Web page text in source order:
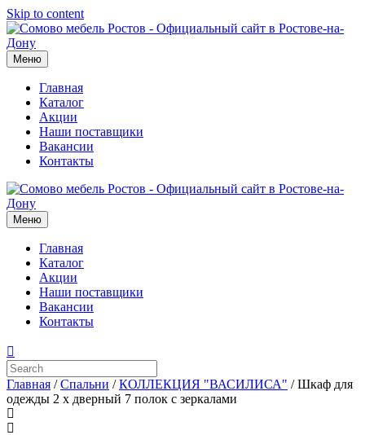
Skip to content
Меню
Главная
Каталог
Акции
Наши поставщики
Вакансии
Контакты
Меню
Главная
Каталог
Акции
Наши поставщики
Вакансии
Контакты
Главная /Спальни /КОЛЛЕКЦИЯ "ВАСИЛИСА" / Шкаф для
одежды 2 х дверный 7 полок с зеркалами